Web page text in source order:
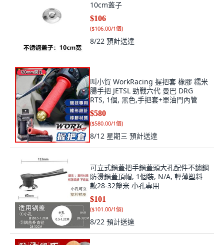
$106
($106.00/1個
8/22預計送達
腸手把 JETSL 勁戰六代 曼巴 DRG
RTS, 1個, 黑色,手把套+單油門內管
$580
($580.00/1個
8/12 星期三
防燙鍋蓋頂帽, 1個裝, N/A, 輕薄塑料
款28-32釐米 小孔專用
$101
($101.00/1個
8/22預計送達